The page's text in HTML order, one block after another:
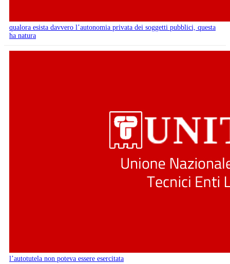
qualora esista davvero l’autonomia privata dei soggetti pubblici, questa
ha natura
l’autotutela non poteva essere esercitata